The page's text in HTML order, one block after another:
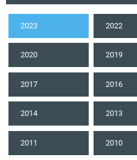
2023 2022
2020 2019
2017 2016
2014 2013
2011 2010